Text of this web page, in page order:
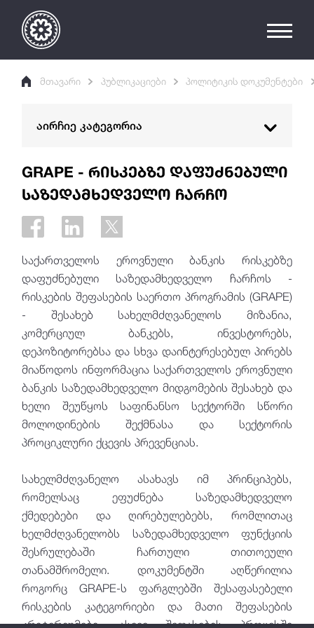
მთავარი პუბლიკაციები პოლიტიკის დოკუმენტები
აირჩიე კატეგორია
პოლიტიკის დოკუმენტები
ეროვნული ბანკის კომუნიკაციის პოლიტიკა
პოლიტიკის ანალიზის სისტემა
მდგრადი დაფინანსების გზამკვლევი
GRAPE - რისკებზე დაფუძნებული
საზედამხედველო ჩარჩო
კონსულტაციების გამართვის
სახელმძღვანელო
მოსალოდნელ საკრედიტო დანაკარგებთან
დაკავშირებული სახელმძღვანელო
რეზოლუციის მიზნებისთვის კომერციული
ღირებულების შეფასების სახელმძღვანელო
ფასს - ზე გადასვლის გზამკვლევი
აუდიტორებთან კომუნიკაციის ჩარჩო
კვლევითი ნაშრომები და გამოცემები
მომხმარებელთა უფლებები და
ფინანსური განათლება
GRAPE - რისკებზე დაფუძნებული
საზედამხედველო ჩარჩო
საქართველოს ეროვნული ბანკის რისკებზე
დაფუძნებული საზედამხედველო ჩარჩოს -
რისკების შეფასების საერთო პროგრამის (GRAPE)
- შესახებ სახელმძღვანელოს მიზანია,
კომერციულ ბანკებს, ინვესტორებს,
დეპოზიტორებსა და სხვა დაინტერესებულ პირებს
მიაწოდოს ინფორმაცია საქართველოს ეროვნული
ბანკის საზედამხედველო მიდგომების შესახებ და
ხელი შეუწყოს საფინანსო სექტორში სწორი
მოლოდინების შექმნასა და სექტორის
პროციკლური ქცევის პრევენციას.
სახელმძღვანელო ასახავს იმ პრინციპებს,
რომელსაც ეფუძნება საზედამხედველო
ქმედებები და ღირებულებებს, რომლითაც
ხელმძღვანელობს საზედამხედველო ფუნქციის
შესრულებაში ჩართული თითოეული
თანამშრომელი. დოკუმენტში აღწერილია
როგორც GRAPE-ს ფარგლებში შესაფასებელი
რისკების კატეგორიები და მათი შეფასების
კრიტერიუმები, ასევე შეფასების პროცესში